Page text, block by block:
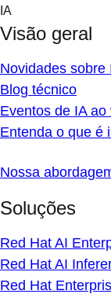
Skip
content
IA
Visão geral
Novidades sobre
Blog técnico
Eventos de IA ao
Entenda o que é
Nossa
Soluções
Red Hat AI
Red Hat AI
Red Hat